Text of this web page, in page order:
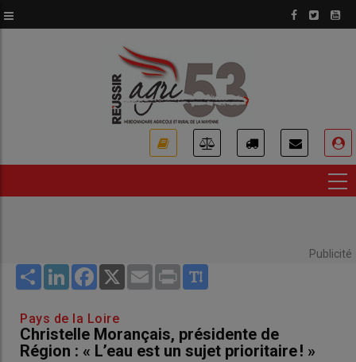
au
Publicité
Share LinkedInFacebook
X Email Print
Pays de la Loire
Christelle Morançais, présidente de
Région : « L’eau est un sujet prioritaire ! »